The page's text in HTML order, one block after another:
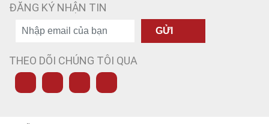
ĐĂNG KÝ NHẬN TIN
GỬI
THEO DÕI CHÚNG TÔI QUA